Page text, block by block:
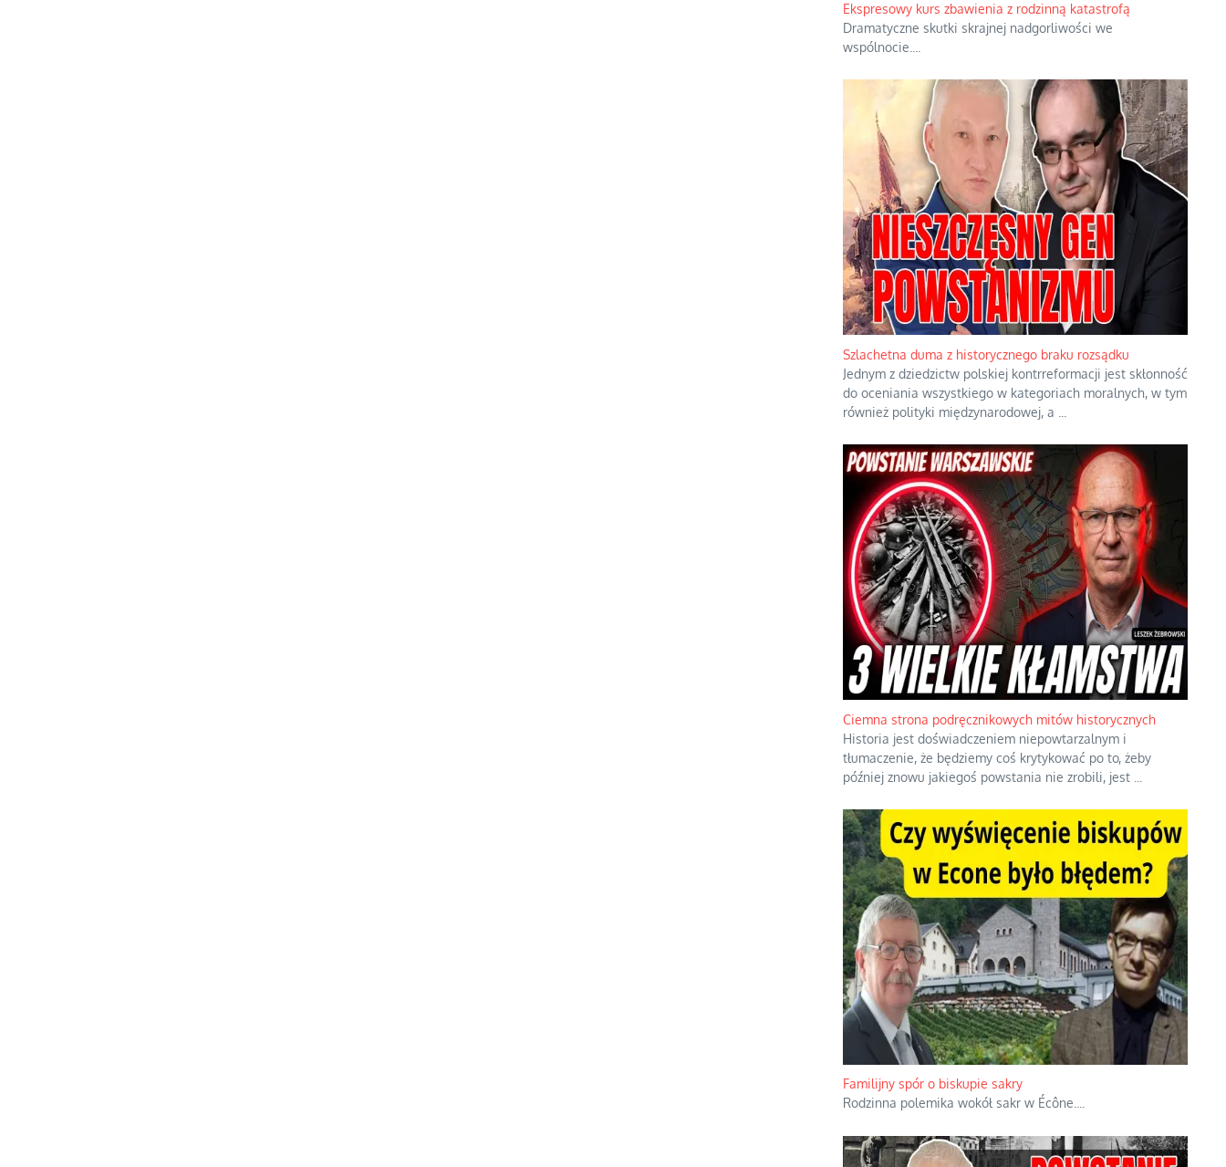
Ekspresowy kurs zbawienia z rodzinną katastrofą
Dramatyczne skutki skrajnej nadgorliwości we
wspólnocie.
Szlachetna duma z historycznego braku rozsądku
Jednym z dziedzictw polskiej kontrreformacji jest skłonność
do oceniania wszystkiego w kategoriach moralnych, w tym
również polityki międzynarodowej, a
Ciemna strona podręcznikowych mitów historycznych
Historia jest doświadczeniem niepowtarzalnym i
tłumaczenie, że będziemy coś krytykować po to, żeby
później znowu jakiegoś powstania nie zrobili, jest
Familijny spór o biskupie sakry
Rodzinna polemika wokół sakr w Écône.